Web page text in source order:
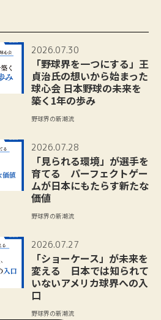
2026.07.30
「野球界を一つにする」王
貞治氏の想いから始まった
球心会 日本野球の未来を
築く1年の歩み
野球界の新潮流
2026.07.28
「見られる環境」が選手を
育てる パーフェクトゲー
ムが日本にもたらす新たな
価値
野球界の新潮流
2026.07.27
「ショーケース」が未来を
変える 日本では知られて
いないアメリカ球界への入
口
野球界の新潮流